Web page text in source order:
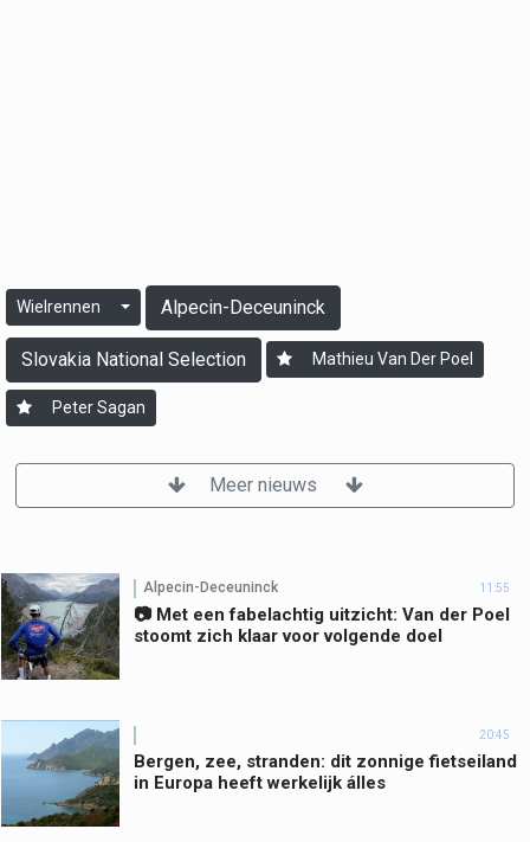
Wielrennen Alpecin-Deceuninck
Slovakia National Selection Mathieu Van Der Poel
Peter Sagan
Meer nieuws
Alpecin-Deceuninck 11:55
📷 Met een fabelachtig uitzicht: Van der Poel
stoomt zich klaar voor volgende doel
20:45
Bergen, zee, stranden: dit zonnige fietseiland
in Europa heeft werkelijk álles